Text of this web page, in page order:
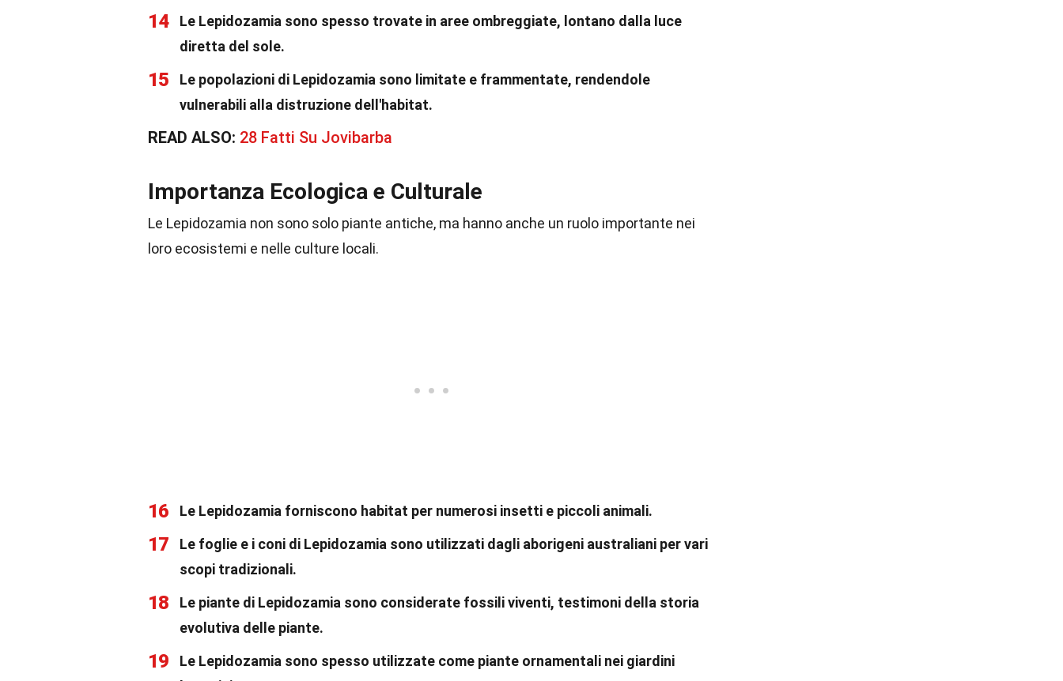
14
Le Lepidozamia sono spesso trovate in aree ombreggiate, lontano dalla luce
diretta del sole.
15
Le popolazioni di Lepidozamia sono limitate e frammentate, rendendole
vulnerabili alla distruzione dell'habitat.
READ ALSO: 28 Fatti Su Jovibarba
Importanza Ecologica e Culturale
Le Lepidozamia non sono solo piante antiche, ma hanno anche un ruolo importante nei
loro ecosistemi e nelle culture locali.
16 Le Lepidozamia forniscono habitat per numerosi insetti e piccoli animali.
17
Le foglie e i coni di Lepidozamia sono utilizzati dagli aborigeni australiani per vari
scopi tradizionali.
18
Le piante di Lepidozamia sono considerate fossili viventi, testimoni della storia
evolutiva delle piante.
19
Le Lepidozamia sono spesso utilizzate come piante ornamentali nei giardini